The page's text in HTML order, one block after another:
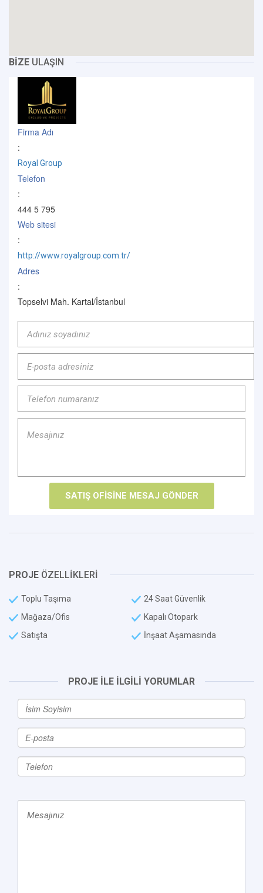
BİZE ULAŞIN
Firma Adı
:
Royal Group
Telefon
:
444 5 795
Web sitesi
:
http://www.royalgroup.com.tr/
Adres
:
Topselvi Mah. Kartal/İstanbul
PROJE ÖZELLİKLERİ
Toplu Taşıma
24 Saat Güvenlik
Mağaza/Ofis
Kapalı Otopark
Satışta
İnşaat Aşamasında
PROJE İLE İLGİLİ YORUMLAR